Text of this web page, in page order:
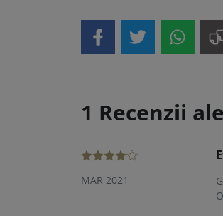
1 Recenzii
MAR 2021